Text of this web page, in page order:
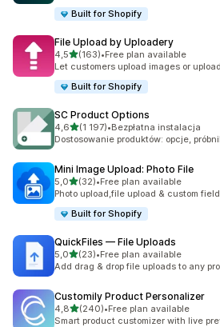
Built for Shopify
File Upload by Uploadery
4,5na 5 gwiazdek
(163)
Łączna liczba recenzji: 163
•Free plan available
Let customers upload images or
Built for Shopify
SC Product Options
4,6na 5 gwiazdek
(1 197)
Łączna liczba recenzji: 1197
•Bezpłatna instalacja
Dostosowanie produktów: opcje,
Mini Image Upload: Photo File
5,0na 5 gwiazdek
(32)
Łączna liczba recenzji: 32
•Free plan available
Photo upload,file upload & custom
Built for Shopify
QuickFiles — File Uploads
5,0na 5 gwiazdek
(23)
Łączna liczba recenzji: 23
•Free plan available
Add drag & drop file uploads to any
Customily Product Personalizer
4,8na 5 gwiazdek
(240)
Łączna liczba recenzji: 240
•Free plan available
Smart product customizer with live